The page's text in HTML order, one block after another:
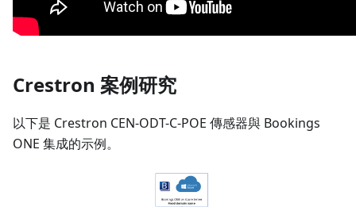
Crestron 案例研究
以下是 Crestron CEN-ODT-C-POE 傳感器與 Bookings
ONE 集成的示例。